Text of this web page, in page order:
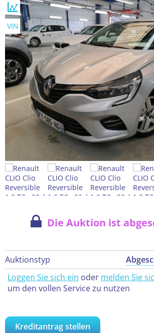
VIN
Die Auktion ist
Auktionstyp
Loggen Sie sich ein oder melden Sie
um den vollen Service zu nutzen
Kreditantrag stellen